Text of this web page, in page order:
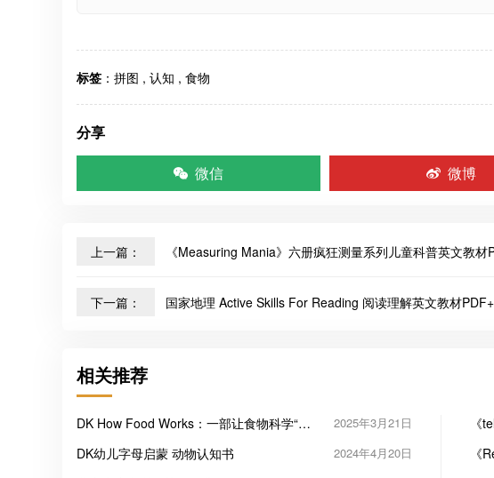
标签 ： 拼图 , 认知 , 食物
分享
微信
微博
上一篇： 《Measuring Mania》六册疯狂测量系列儿童科普英文教材
下一篇： 国家地理 Active Skills For Reading 阅读理解英文教材
相关推荐
DK How Food Works：一部让食物科学“看
2025年3月21日
DK幼儿字母启蒙 动物认知书 2024年4月20日
《
《